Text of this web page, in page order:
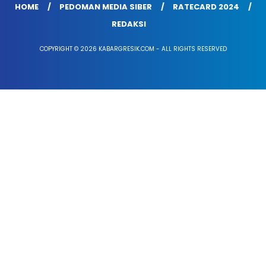
HOME PEDOMAN MEDIA SIBER
RATECARD 2024
REDAKSI
COPYRIGHT © 2026 KABARGRESIK.COM - ALL RIGHTS RESERVED